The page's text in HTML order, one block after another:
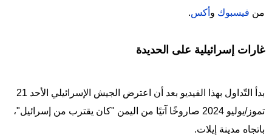
من فيسبوك و أكس.
غارات إسرائيلية على الحديدة
بدأ التّداول بهذا الفيديو بعد أن اعترض الجيش الإسرائيلي الأحد 21
تموز/يوليو 2024 صاروخًا آتيًا من اليمن "كان يقترب من إسرائيل"،
باتجاه مدينة إيلات.